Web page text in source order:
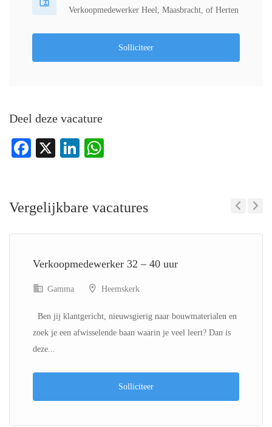
Verkoopmedewerker Heel, Maasbracht, of Herten
Solliciteer
Deel deze vacature
Facebook
X LinkedIn
Vergelijkbare vacatures
Verkoopmedewerker 32 – 40 uur
Gamma Heemskerk
Ben jij klantgericht, nieuwsgierig naar bouwmaterialen en
zoek je een afwisselende baan waarin je veel leert? Dan is
deze...
Solliciteer